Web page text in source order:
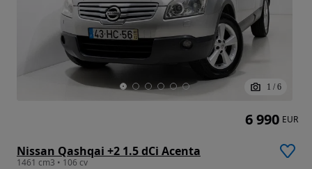
1 / 6
Nissan Qashqai +2 1.5 dCi Acenta
1461 cm3 • 106 cv
6 990 EUR